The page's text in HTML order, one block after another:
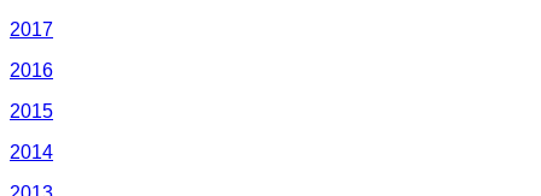
2017
2016
2015
2014